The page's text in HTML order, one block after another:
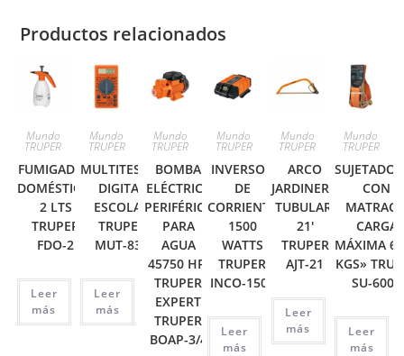
Productos relacionados
Mundo
TRUPER
FUMIGADOR
DOMÉSTICO,
2 LTS
TRUPER
FDO-2
Leer
más
Mundo
TRUPER
MULTITESTER
DIGITAL
ESCOLAR
TRUPER
MUT-830
Leer
más
Mundo
TRUPER
BOMBA
ELÉCTRICA
PERIFÉRICA
PARA
AGUA
45750 HP,
TRUPER
EXPERT
TRUPER
BOAP-3/4
Mundo
TRUPER
INVERSOR
DE
CORRIENTE
1500
WATTS
TRUPER
INCO-1500
Leer
más
Mundo
TRUPER
ARCO
JARDINERO
TUBULAR,
21′
TRUPER
AJT-21
Leer
más
Mundo
TRUPER
CON
CARGA
MÁXIMA
KGS»
SU-6000
Leer
más